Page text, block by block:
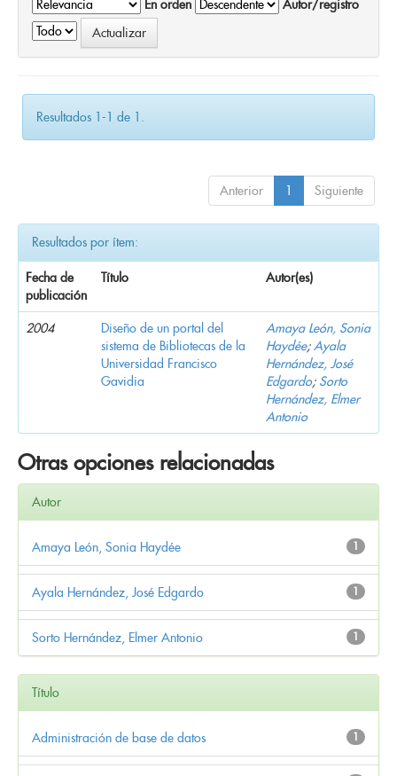
En orden
Autor/registro
Resultados 1-1 de 1.
Anterior 1 Siguiente
Resultados por ítem:
Fecha de
publicación
Título Autor(es)
2004
Diseño de un portal del
sistema de Bibliotecas de la
Universidad Francisco
Gavidia
Amaya León, Sonia
Haydée; Ayala
Hernández, José
Edgardo; Sorto
Hernández, Elmer
Antonio
Otras opciones relacionadas
Autor
1
Amaya León, Sonia Haydée
1
Ayala Hernández, José Edgardo
1
Sorto Hernández, Elmer Antonio
Título
1
Administración de base de datos